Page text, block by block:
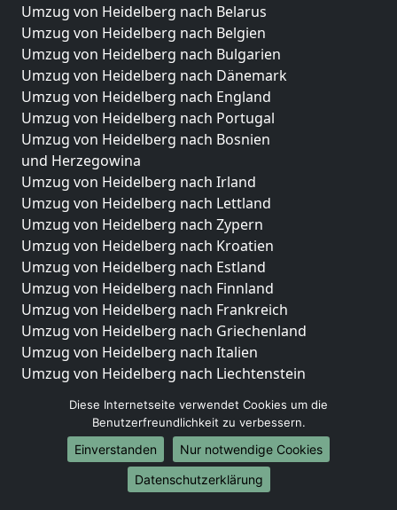
Umzug von Heidelberg nach Belarus
Umzug von Heidelberg nach Belgien
Umzug von Heidelberg nach Bulgarien
Umzug von Heidelberg nach Dänemark
Umzug von Heidelberg nach England
Umzug von Heidelberg nach Portugal
Umzug von Heidelberg nach Bosnien
und Herzegowina
Umzug von Heidelberg nach Irland
Umzug von Heidelberg nach Lettland
Umzug von Heidelberg nach Zypern
Umzug von Heidelberg nach Kroatien
Umzug von Heidelberg nach Estland
Umzug von Heidelberg nach Finnland
Umzug von Heidelberg nach Frankreich
Umzug von Heidelberg nach Griechenland
Umzug von Heidelberg nach Italien
Umzug von Heidelberg nach Liechtenstein
Umzug von Heidelberg nach Niederlande
Umzug von Heidelberg nach Norwegen
Umzüge-Deutschlandweit
Diese Internetseite verwendet Cookies um die
Benutzerfreundlichkeit zu verbessern.
Einverstanden
Nur notwendige Cookies
Datenschutzerklärung